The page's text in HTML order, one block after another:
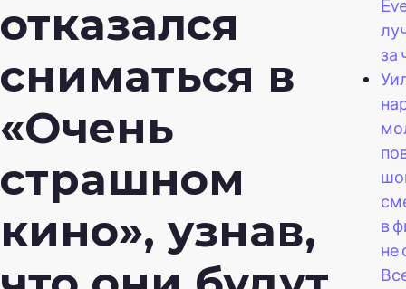
отказался
сниматься в
«Очень
страшном
кино», узнав,
за
в
не